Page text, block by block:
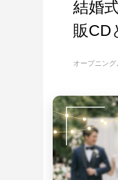
Youtube風プロ
エヴァ風オー
手描きイラス
結婚
販CD
オープニン